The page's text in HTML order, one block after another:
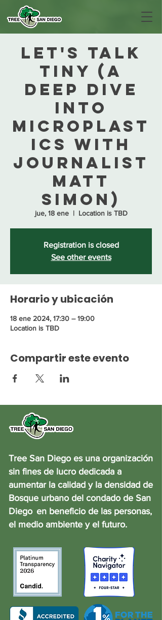
Let's Talk
Tiny (A
deep dive
into
microplast
ics with
journalist
Matt
Simon)
jue, 18 ene
  |
Location is TBD
Registration is closed
See other events
Horario y ubicación
18 ene 2024, 17:30 – 19:00
Location is TBD
Compartir este evento
Tree San Diego es una organización
sin fines de lucro dedicada a
aumentar la calidad y la densidad de
Bosque urbano del condado de San
Diego en beneficio de las personas,
el medio ambiente y el futuro.